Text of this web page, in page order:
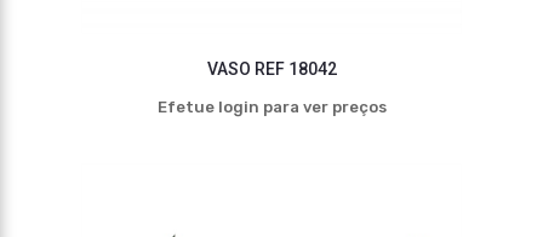
VASO REF 18042
Efetue login para ver preços